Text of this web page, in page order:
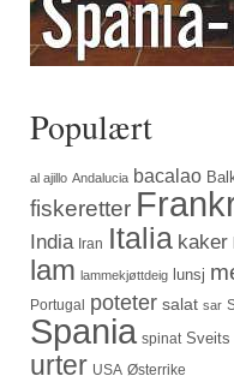
Populært
al ajillo Andalucia bacalao
fiskeretter
India Iran Italia kaker
lam lammekjøttdeig lunsj
Portugal poteter salat sar
Spania spinat Sveits
urter USA Østerrike